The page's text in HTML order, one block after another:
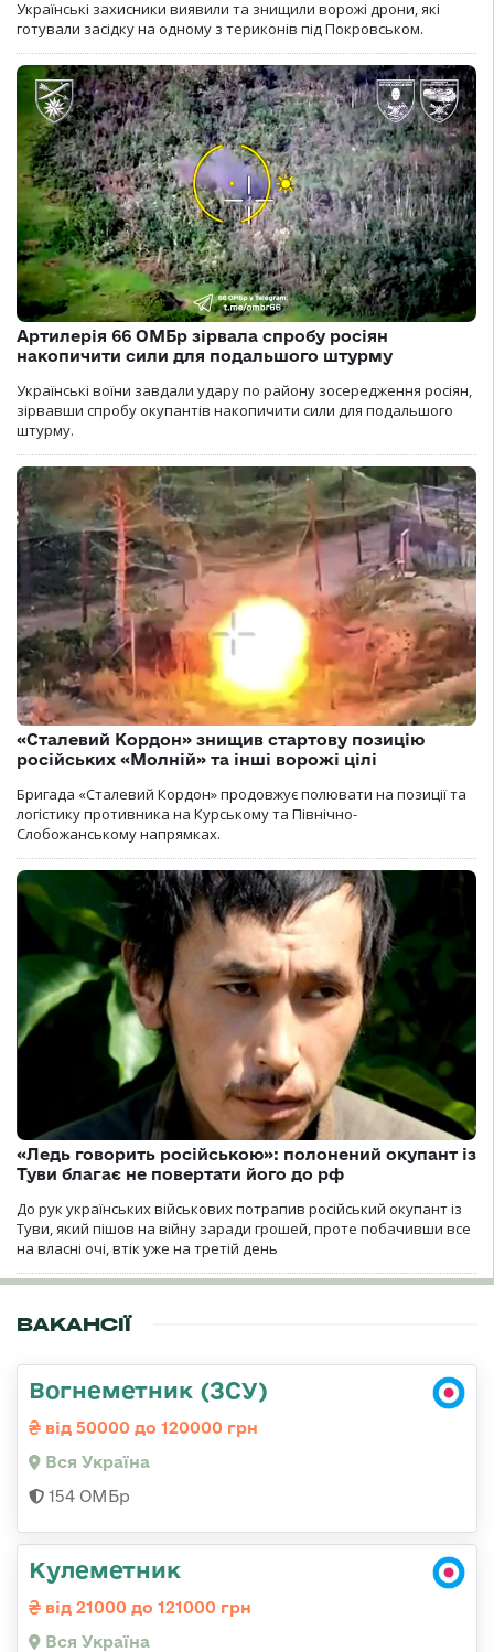
Українські захисники виявили та знищили ворожі дрони, які
готували засідку на одному з териконів під Покровськом.
Артилерія 66 ОМБр зірвала спробу росіян
накопичити сили для подальшого штурму
Українські воїни завдали удару по району зосередження росіян,
зірвавши спробу окупантів накопичити сили для подальшого
штурму.
«Сталевий Кордон» знищив стартову позицію
російських «Молній» та інші ворожі цілі
Бригада «Сталевий Кордон» продовжує полювати на позиції та
логістику противника на Курському та Північно-
Слобожанському напрямках.
«Ледь говорить російською»: полонений окупант із
Туви благає не повертати його до рф
До рук українських військових потрапив російський окупант із
Туви, який пішов на війну заради грошей, проте побачивши все
на власні очі, втік уже на третій день
ВАКАНСІЇ
Вогнеметник (ЗСУ)
від 50000 до 120000 грн
Вся Україна
154 ОМБр
Кулеметник
від 21000 до 121000 грн
Вся Україна